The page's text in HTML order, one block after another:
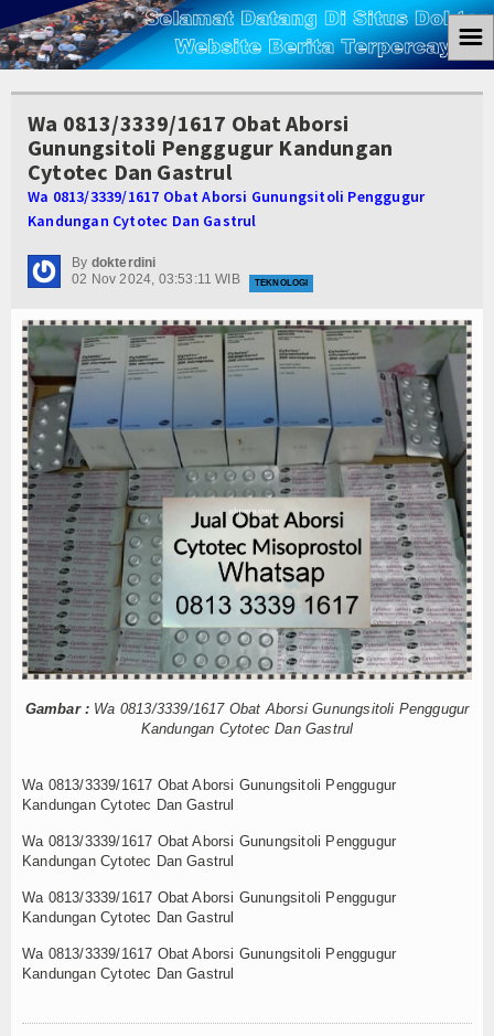
Home
Berita
Ham
Kemiskinan
Koruptor
Ekonomi
Politik
Hukum
Tutorial
Internasional
Teknologi
Koleksi Video
Album Foto
E-Learning
Data Alumni
Konsultasi
Lainnya
☰
Wa 0813/3339/1617 Obat Aborsi
Gunungsitoli Penggugur Kandungan
Cytotec Dan Gastrul
Wa 0813/3339/1617 Obat Aborsi Gunungsitoli Penggugur
Kandungan Cytotec Dan Gastrul
By dokterdini
02 Nov 2024, 03:53:11 WIB
TEKNOLOGI
Gambar : Wa 0813/3339/1617 Obat Aborsi Gunungsitoli Penggugur
Kandungan Cytotec Dan Gastrul
Wa 0813/3339/1617 Obat Aborsi Gunungsitoli Penggugur
Kandungan Cytotec Dan Gastrul
Wa 0813/3339/1617 Obat Aborsi Gunungsitoli Penggugur
Kandungan Cytotec Dan Gastrul
Wa 0813/3339/1617 Obat Aborsi Gunungsitoli Penggugur
Kandungan Cytotec Dan Gastrul
Wa 0813/3339/1617 Obat Aborsi Gunungsitoli Penggugur
Kandungan Cytotec Dan Gastrul